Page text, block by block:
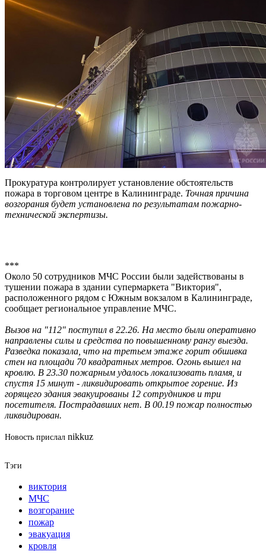
Прокуратура контролирует установление обстоятельств
пожара в торговом центре в Калининграде. Точная причина
возгорания будет установлена по результатам пожарно-
технической экспертизы.
***
Около 50 сотрудников МЧС России были задействованы в
тушении пожара в здании супермаркета "Виктория",
расположенного рядом с Южным вокзалом в Калининграде,
сообщает региональное управление МЧС.
Вызов на "112" поступил в 22.26. На место были оперативно
направлены силы и средства по повышенному рангу выезда.
Разведка показала, что на третьем этаже горит обшивка
стен на площади 70 квадратных метров. Огонь вышел на
кровлю. В 23.30 пожарным удалось локализовать пламя, и
спустя 15 минут - ликвидировать открытое горение. Из
горящего здания эвакуированы 12 сотрудников и три
посетителя. Пострадавших нет. В 00.19 пожар полностью
ликвидирован.
Новость прислал nikkuz
Тэги
виктория
МЧС
возгорание
пожар
эвакуация
кровля